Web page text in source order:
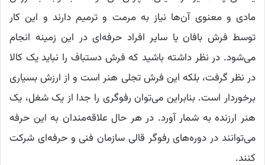
مادی و معنوی آن‌ها نیاز به مرمت و ترمیم دارند و این کار
توسط فرش بافان یا سایر افراد حرفه‌ای در این زمینه انجام
می‌شود. در نظر داشته باشید که فرش دستباف را نباید یک کالا
در نظر گرفت، بلکه این فرش تجلی هنر است و از ارزش بسیاری
برخوردار است. بنابراین می‌توان رفوگری را جدا از یک شغل، یک
هنر ارزنده به شمار آورد. در هر حال علاقه‌مندان به این حرفه
می‌توانند در دوره‌های رفوگر قالی سازمان فنی و حرفه‌ای شرکت
کنند.